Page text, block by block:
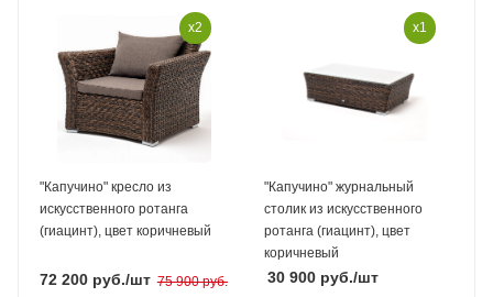
x2
"Капучино" кресло из
искусственного ротанга
(гиацинт), цвет коричневый
72 200руб./шт 75 900руб.
x1
"Капучино" журнальный
столик из искусственного
ротанга (гиацинт), цвет
коричневый
30 900 руб./шт